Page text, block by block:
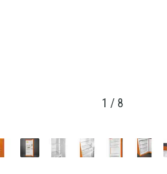
1 / 8